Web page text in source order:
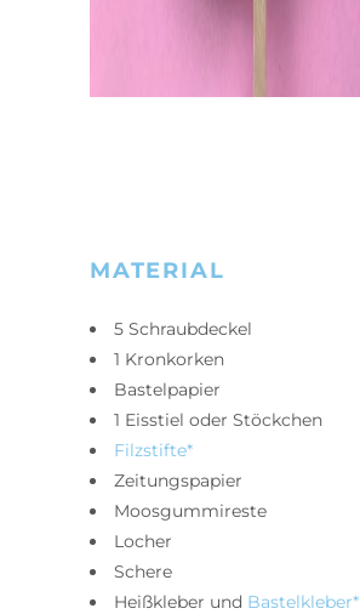
MATERIAL
5 Schraubdeckel
1 Kronkorken
Bastelpapier
1 Eisstiel oder Stöckchen
Filzstifte*
Zeitungspapier
Moosgummireste
Locher
Schere
Heißkleber und Bastelkleber*